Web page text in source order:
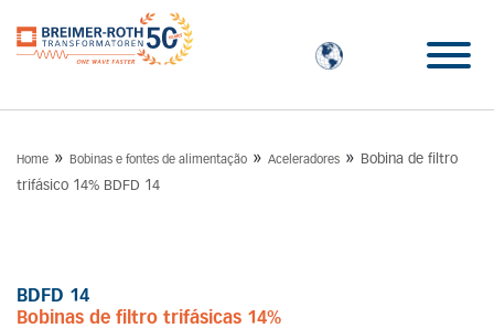
Home » Bobinas e fontes de alimentação » Aceleradores »
Bobina de filtro
trifásico 14% BDFD 14
BDFD 14
Bobinas de filtro trifásicas 14%